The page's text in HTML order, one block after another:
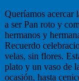
Queríamos acercar
a ser Pan roto y
hermanos y
Recuerdo
velas, sin flores.
plato y un vaso de
ocasión, hasta